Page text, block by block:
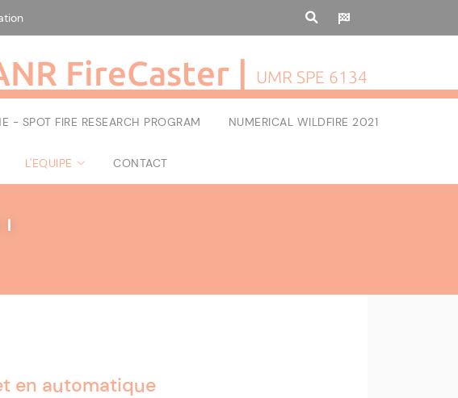
FireCaster | UMR SPE 6134
SPOT FIRE RESEARCH PROGRAM NUMERICAL WILDFIRE 2021
L'EQUIPE CONTACT
|
en automatique